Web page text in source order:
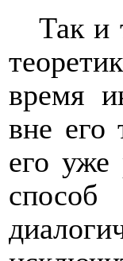
Так и
время
вне его
его уже